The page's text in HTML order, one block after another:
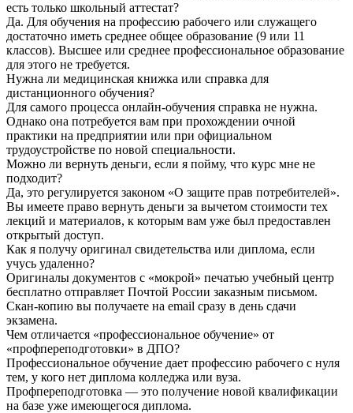
есть только школьный аттестат?
Да. Для обучения на профессию рабочего или служащего
достаточно иметь среднее общее образование (9 или 11
классов). Высшее или среднее профессиональное образование
для этого не требуется.
Нужна ли медицинская книжка или справка для
дистанционного обучения?
Для самого процесса онлайн-обучения справка не нужна.
Однако она потребуется вам при прохождении очной
практики на предприятии или при официальном
трудоустройстве по новой специальности.
Можно ли вернуть деньги, если я пойму, что курс мне не
подходит?
Да, это регулируется законом «О защите прав потребителей».
Вы имеете право вернуть деньги за вычетом стоимости тех
лекций и материалов, к которым вам уже был предоставлен
открытый доступ.
Как я получу оригинал свидетельства или диплома, если
учусь удаленно?
Оригиналы документов с «мокрой» печатью учебный центр
бесплатно отправляет Почтой России заказным письмом.
Скан-копию вы получаете на email сразу в день сдачи
экзамена.
Чем отличается «профессиональное обучение» от
«профпереподготовки» в ДПО?
Профессиональное обучение дает профессию рабочего с нуля
тем, у кого нет диплома колледжа или вуза.
Профпереподготовка — это получение новой квалификации
на базе уже имеющегося диплома.